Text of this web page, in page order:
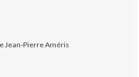
Jean-Pierre Améris